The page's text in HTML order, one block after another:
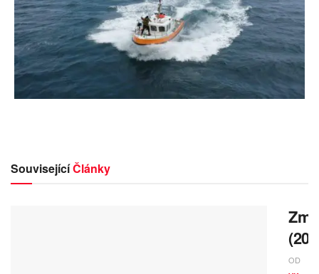
SouvisejícíČlánky
OD